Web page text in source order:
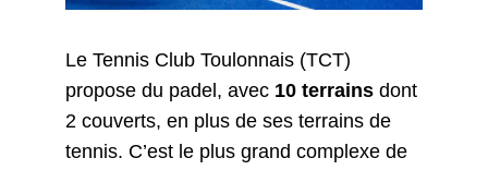
Le Tennis Club Toulonnais (TCT)
propose du padel, avec 10 terrains dont
2 couverts, en plus de ses terrains de
tennis. C’est le plus grand complexe de